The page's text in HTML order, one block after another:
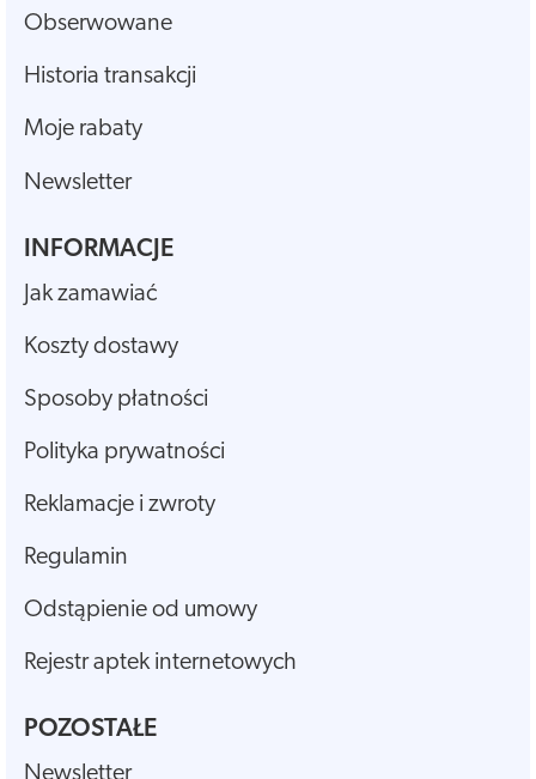
Obserwowane
Historia transakcji
Moje rabaty
Newsletter
INFORMACJE
Jak zamawiać
Koszty dostawy
Sposoby płatności
Polityka prywatności
Reklamacje i zwroty
Regulamin
Odstąpienie od umowy
Rejestr aptek internetowych
POZOSTAŁE
Newsletter